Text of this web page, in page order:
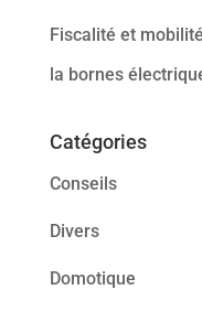
Fiscalité et
la bornes
Catégories
Conseils
Divers
Domotique